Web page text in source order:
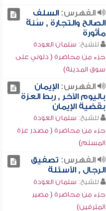
الفهرس:السلف
الصالح والتجارة , سُنةً
مأثورة
للشيخ: سلمان العودة
جزء من محاضرة ( دلوني على
سوق المدينة)
الفهرس:الإيمان
باليوم الآخر , ربط العزة
بقضية الإيمان
للشيخ: سلمان العودة
جزء من محاضرة ( مصدر عزة
المسلم)
الفهرس: تصفيق
الرجال , الأسئلة
للشيخ: سلمان العودة
جزء من محاضرة ( مصير
المترفين)